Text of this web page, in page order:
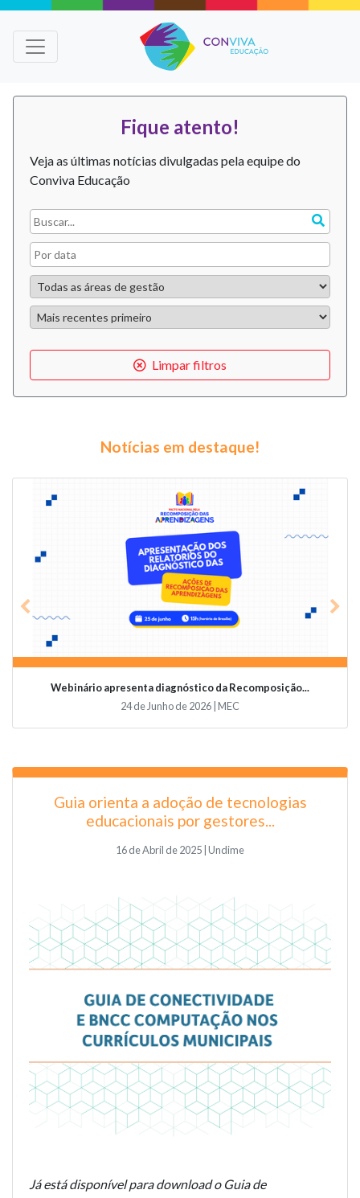
Fique atento!
Veja as últimas notícias divulgadas pela equipe do
Conviva Educação
Limpar filtros
Notícias em destaque!
Webinário apresenta diagnóstico da Recomposição...
24 de Junho de 2026 | MEC
Previous
Guia orienta a adoção de tecnologias
educacionais por gestores...
16 de Abril de 2025 | Undime
Já está disponível para download o Guia de